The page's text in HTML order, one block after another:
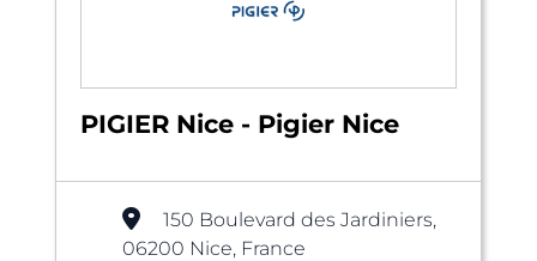
PIGIER Nice - Pigier Nice
150 Boulevard des Jardiniers,
06200 Nice, France